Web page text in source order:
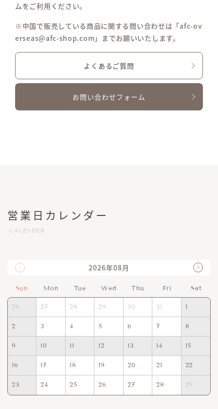
ムをご利用ください。
※中国で販売している商品に関する問い合わせは「afc-ov
erseas@afc-shop.com」までお願いいたします。
よくあるご質問
お問い合わせフォーム
営業日カレンダー
CALENDER
2026年08月
Sun Mon Tue Wed Thu Fri Sat
26 27 28 29 30 31 1
2 3 4 5 6 7 8
9 10 11 12 13 14 15
16 17 18 19 20 21 22
23 24 25 26 27 28 29